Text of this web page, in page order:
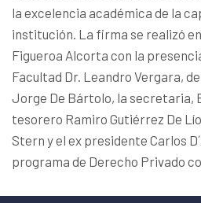
la excelencia académica de la
institución. La firma se realizó
Figueroa Alcorta con la
Facultad Dr. Leandro Vergara,
Jorge De Bártolo, la secretaria,
tesorero Ramiro Gutiérrez De
Stern y el ex presidente Carlos
programa de Derecho Privado